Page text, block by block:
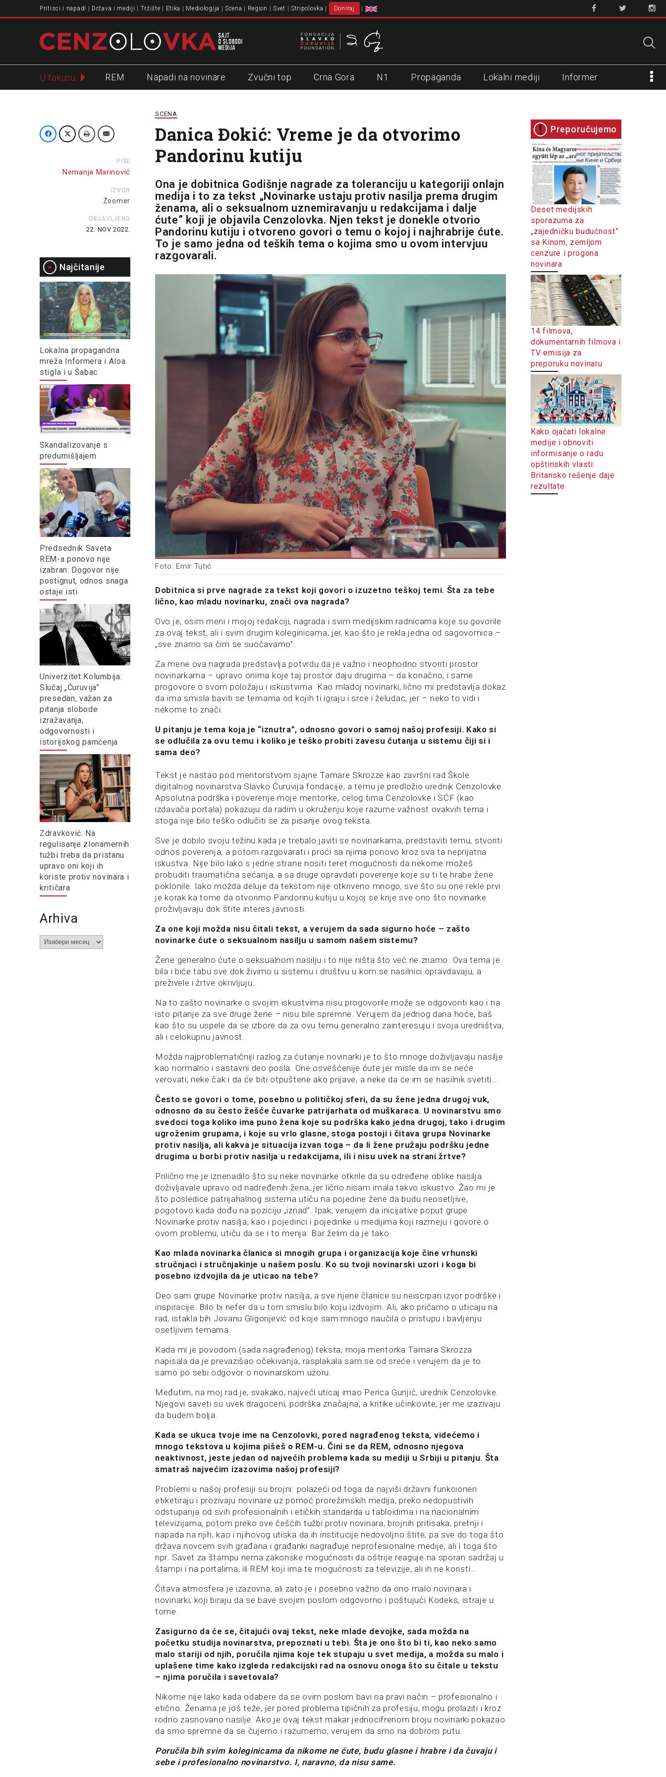
Pritisci i napadi Država i mediji Tržište Etika Mediologija Scena Region Svet Stripolovka Doniraj
U fokusu REM Napadi na novinare Zvučni top Crna Gora N1 Propaganda Lokalni mediji Informer
PIŠE
Nemanja Marinović
IZVOR
Zoomer
OBJAVLJENO
22. NOV 2022.
Najčitanije
Lokalna propagandna
mreža Informera i Aloa
stigla i u Šabac
Skandalizovanje s
predumišljajem
Predsednik Saveta
REM-a ponovo nije
izabran: Dogovor nije
postignut, odnos snaga
ostaje isti
Univerzitet Kolumbija:
Slučaj „Ćuruvija”
presedan, važan za
pitanja slobode
izražavanja,
odgovornosti i
istorijskog pamćenja
Zdravković: Na
regulisanje zlonamernih
tužbi treba da pristanu
upravo oni koji ih
koriste protiv novinara i
kritičara
Arhiva
Arhiva
SCENA
Danica Đokić: Vreme je da otvorimo
Pandorinu kutiju
Ona je dobitnica Godišnje nagrade za toleranciju u kategoriji onlajn
medija i to za tekst „Novinarke ustaju protiv nasilja prema drugim
ženama, ali o seksualnom uznemiravanju u redakcijama i dalje
ćute” koji je objavila Cenzolovka. Njen tekst je donekle otvorio
Pandorinu kutiju i otvoreno govori o temu o kojoj i najhrabrije ćute.
To je samo jedna od teških tema o kojima smo u ovom intervjuu
razgovarali.
Foto: Emir Tutić
Dobitnica si prve nagrade za tekst koji govori o izuzetno teškoj temi. Šta za tebe
lično, kao mladu novinarku, znači ova nagrada?
Ovo je, osim meni i mojoj redakciji, nagrada i svim medijskim radnicama koje su govorile
za ovaj tekst, ali i svim drugim koleginicama, jer, kao što je rekla jedna od sagovornica –
„sve znamo sa čim se suočavamo”.
Za mene ova nagrada predstavlja potvrdu da je važno i neophodno stvoriti prostor
novinarkama – upravo onima koje taj prostor daju drugima – da konačno, i same
progovore o svom položaju i iskustvima. Kao mladoj novinarki, lično mi predstavlja dokaz
da ima smisla baviti se temama od kojih ti igraju i srce i želudac, jer – neko to vidi i
nekome to znači.
U pitanju je tema koja je “iznutra”, odnosno govori o samoj našoj profesiji. Kako si
se odlučila za ovu temu i koliko je teško probiti zavesu ćutanja u sistemu čiji si i
sama deo?
Tekst je nastao pod mentorstvom sjajne Tamare Skrozze kao završni rad Škole
digitalnog novinarstva Slavko Ćuruvija fondacije, a temu je predložio urednik Cenzolovke.
Apsolutna podrška i poverenje moje mentorke, celog tima Cenzolovke i SĆF (kao
izdavača portala) pokazuju da radim u okruženju koje razume važnost ovakvih tema i
stoga nije bilo teško odlučiti se za pisanje ovog teksta.
Sve je dobilo svoju težinu kada je trebalo javiti se novinarkama, predstaviti temu, stvoriti
odnos poverenja, a potom razgovarati i proći sa njima ponovo kroz sva ta neprijatna
iskustva. Nije bilo lako s jedne strane nositi teret mogućnosti da nekome možeš
probuditi traumatična sećanja, a sa druge opravdati poverenje koje su ti te hrabe žene
poklonile. Iako možda deluje da tekstom nije otkriveno mnogo, sve što su one rekle prvi
je korak ka tome da otvorimo Pandorinu kutiju u kojoj se krije sve ono što novinarke
proživljavaju dok štite interes javnosti.
Za one koji možda nisu čitali tekst, a verujem da sada sigurno hoće – zašto
novinarke ćute o seksualnom nasilju u samom našem sistemu?
Žene generalno ćute o seksualnom nasilju i to nije ništa što već ne znamo. Ova tema je
bila i biće tabu sve dok živimo u sistemu i društvu u kom se nasilnici opravdavaju, a
preživele i žrtve okrivljuju.
Na to zašto novinarke o svojim iskustvima nisu progovorile može se odgovoriti kao i na
isto pitanje za sve druge žene – nisu bile spremne. Verujem da jednog dana hoće, baš
kao što su uspele da se izbore da za ovu temu generalno zainteresuju i svoja uredništva,
ali i celokupnu javnost.
Možda najproblematičniji razlog za ćutanje novinarki je to što mnoge doživljavaju nasilje
kao normalno i sastavni deo posla. One osvešćenije ćute jer misle da im se neće
verovati, neke čak i da će biti otpuštene ako prijave, a neke da će im se nasilnik svetiti…
Često se govori o tome, posebno u političkoj sferi, da su žene jedna drugoj vuk,
odnosno da su često žešće čuvarke patrijarhata od muškaraca. U novinarstvu smo
svedoci toga koliko ima puno žena koje su podrška kako jedna drugoj, tako i drugim
ugroženim grupama, i koje su vrlo glasne, stoga postoji i čitava grupa Novinarke
protiv nasilja, ali kakva je situacija izvan toga – da li žene pružaju podršku jedne
drugima u borbi protiv nasilja u redakcijama, ili i nisu uvek na strani žrtve?
Prilično me je iznenadilo što su neke novinarke otkrile da su određene oblike nasilja
doživljavale upravo od nadređenih žena, jer lično nisam imala takvo iskustvo. Žao mi je
što posledice patrijahalnog sistema utiču na pojedine žene da budu neosetljive,
pogotovo kada dođu na poziciju „iznad”. Ipak, verujem da inicijative poput grupe
Novinarke protiv nasilja, kao i pojedinci i pojedinke u medijima koji razmeju i govore o
ovom problemu, utiču da se i to menja. Bar želim da je tako.
Kao mlada novinarka članica si mnogih grupa i organizacija koje čine vrhunski
stručnjaci i stručnjakinje u našem poslu. Ko su tvoji novinarski uzori i koga bi
posebno izdvojila da je uticao na tebe?
Deo sam grupe Novinarke protiv nasilja, a sve njene članice su neiscrpan izvor podrške i
inspiracije. Bilo bi nefer da u tom smislu bilo koju izdvojim. Ali, ako pričamo o uticaju na
rad, istakla bih Jovanu Gligorijević od koje sam mnogo naučila o pristupu i bavljenju
osetljivim temama.
Kada mi je povodom (sada nagrađenog) teksta, moja mentorka Tamara Skrozza
napisala da je prevazišao očekivanja, rasplakala sam se od sreće i verujem da je to
samo po sebi odgovor o novinarskom uzoru.
Međutim, na moj rad je, svakako, najveći uticaj imao Perica Gunjić, urednik Cenzolovke.
Njegovi saveti su uvek dragoceni, podrška značajna, a kritike učinkovite, jer me izazivaju
da budem bolja.
Kada se ukuca tvoje ime na Cenzolovki, pored nagrađenog teksta, videćemo i
mnogo tekstova u kojima pišeš o REM-u. Čini se da REM, odnosno njegova
neaktivnost, jeste jedan od najvećih problema kada su mediji u Srbiji u pitanju. Šta
smatraš najvećim izazovima našoj profesiji?
Problemi u našoj profesiji su brojni: polazeći od toga da najviši državni funkcioneri
etiketiraju i prozivaju novinare uz pomoć prorežimskih medija, preko nedopustivih
odstupanja od svih profesionalnih i etičkih standarda u tabloidima i na nacionalnim
televizijama, potom preko sve češćih tužbi protiv novinara, brojnih pritisaka, pretnji i
napada na njih, kao i njihovog utiska da ih institucije nedovoljno štite, pa sve do toga što
država novcem svih građana i građanki nagrađuje neprofesionalne medije, ali i toga što
npr. Savet za štampu nema zakonske mogućnosti da oštrije reaguje na sporan sadržaj u
štampi i na portalima, ili REM koji ima te mogućnosti za televizije, ali ih ne koristi…
Čitava atmosfera je izazovna, ali zato je i posebno važno da ono malo novinara i
novinarki, koji biraju da se bave svojim poslom odgovorno i poštujući Kodeks, istraje u
tome.
Zasigurno da će se, čitajući ovaj tekst, neke mlade devojke, sada možda na
početku studija novinarstva, prepoznati u tebi. Šta je ono što bi ti, kao neko samo
malo stariji od njih, poručila njima koje tek stupaju u svet medija, a možda su malo i
uplašene time kako izgleda redakcijski rad na osnovu onoga što su čitale u tekstu
– njima poručila i savetovala?
Nikome nije lako kada odabere da se ovim poslom bavi na pravi način – profesionalno i
etično. Ženama je još teže, jer pored problema tipičnih za profesiju, mogu prolaziti i kroz
rodno zasnovano nasilje. Ako je ovaj tekst makar jednocifrenom broju novinarki pokazao
da smo spremne da se čujemo i razumemo, verujem da smo na dobrom putu.
Poručila bih svim koleginicama da nikome ne ćute, budu glasne i hrabre i da čuvaju i
sebe i profesionalno novinarstvo. I, naravno, da nisu same.
Preporučujemo
Deset medijskih
sporazuma za
„zajedničku budućnost”
sa Kinom, zemljom
cenzure i progona
novinara
14 filmova,
dokumentarnih filmova i
TV emisija za
preporuku novinaru
Kako ojačati lokalne
medije i obnoviti
informisanje o radu
opštinskih vlasti:
Britansko rešenje daje
rezultate